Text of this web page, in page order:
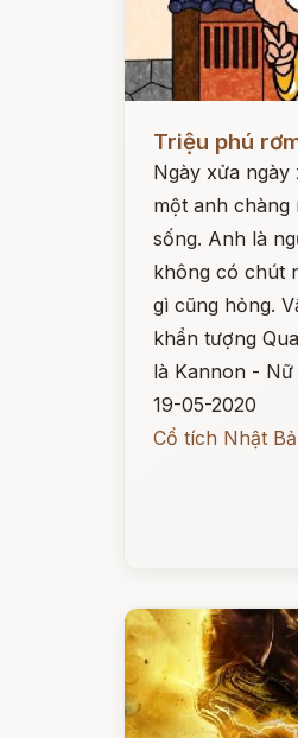
Triệu phú
Ngày xửa ngày
một anh chàng
sống. Anh là
không có chút
gì cũng hỏng.
khẩn tượng
là Kannon -
19-05-2020
Cổ tích Nhật